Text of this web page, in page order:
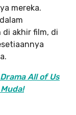
mereka.
di akhir film, di
All of Us